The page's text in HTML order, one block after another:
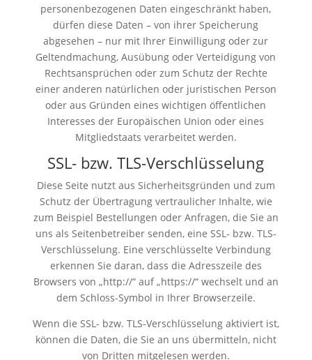
personenbezogenen Daten eingeschränkt haben,
dürfen diese Daten – von ihrer Speicherung
abgesehen – nur mit Ihrer Einwilligung oder zur
Geltendmachung, Ausübung oder Verteidigung von
Rechtsansprüchen oder zum Schutz der Rechte
einer anderen natürlichen oder juristischen Person
oder aus Gründen eines wichtigen öffentlichen
Interesses der Europäischen Union oder eines
Mitgliedstaats verarbeitet werden.
SSL- bzw. TLS-Verschlüsselung
Diese Seite nutzt aus Sicherheitsgründen und zum
Schutz der Übertragung vertraulicher Inhalte, wie
zum Beispiel Bestellungen oder Anfragen, die Sie an
uns als Seitenbetreiber senden, eine SSL- bzw. TLS-
Verschlüsselung. Eine verschlüsselte Verbindung
erkennen Sie daran, dass die Adresszeile des
Browsers von „http://“ auf „https://“ wechselt und an
dem Schloss-Symbol in Ihrer Browserzeile.
Wenn die SSL- bzw. TLS-Verschlüsselung aktiviert ist,
können die Daten, die Sie an uns übermitteln, nicht
von Dritten mitgelesen werden.